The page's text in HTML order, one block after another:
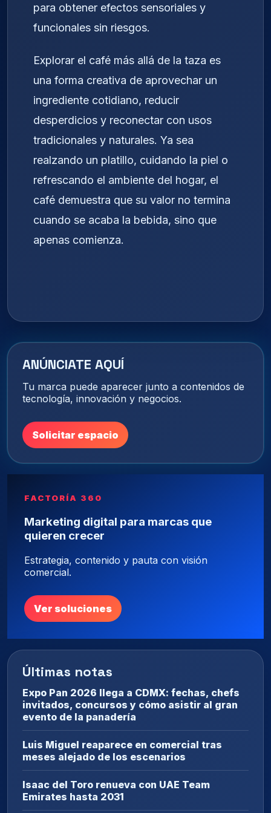
para obtener efectos sensoriales y
funcionales sin riesgos.
Explorar el café más allá de la taza es
una forma creativa de aprovechar un
ingrediente cotidiano, reducir
desperdicios y reconectar con usos
tradicionales y naturales. Ya sea
realzando un platillo, cuidando la piel o
refrescando el ambiente del hogar, el
café demuestra que su valor no termina
cuando se acaba la bebida, sino que
apenas comienza.
ANÚNCIATE AQUÍ
Tu marca puede aparecer junto a contenidos de
tecnología, innovación y negocios.
Solicitar espacio
FACTORÍA 360
Marketing digital para marcas que
quieren crecer
Estrategia, contenido y pauta con visión
comercial.
Ver soluciones
Últimas notas
Expo Pan 2026 llega a CDMX: fechas, chefs
invitados, concursos y cómo asistir al gran
evento de la panadería
Luis Miguel reaparece en comercial tras
meses alejado de los escenarios
Isaac del Toro renueva con UAE Team
Emirates hasta 2031